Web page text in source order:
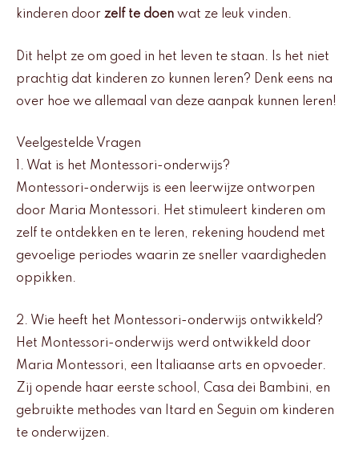
kinderen door zelf te doen wat ze leuk vinden.
Dit helpt ze om goed in het leven te staan. Is het niet
prachtig dat kinderen zo kunnen leren? Denk eens na
over hoe we allemaal van deze aanpak kunnen leren!
Veelgestelde Vragen
1. Wat is het Montessori-onderwijs?
Montessori-onderwijs is een leerwijze ontworpen
door Maria Montessori. Het stimuleert kinderen om
zelf te ontdekken en te leren, rekening houdend met
gevoelige periodes waarin ze sneller vaardigheden
oppikken.
2. Wie heeft het Montessori-onderwijs ontwikkeld?
Het Montessori-onderwijs werd ontwikkeld door
Maria Montessori, een Italiaanse arts en opvoeder.
Zij opende haar eerste school, Casa dei Bambini, en
gebruikte methodes van Itard en Seguin om kinderen
te onderwijzen.